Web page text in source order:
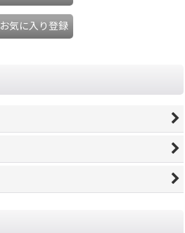
お気に入り登録